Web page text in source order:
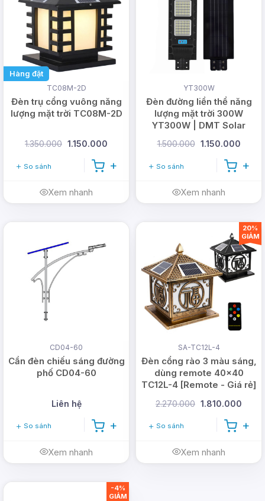
Hàng đặt
TC08M-2D
Đèn trụ cổng vuông năng
lượng mặt trời TC08M-2D
1.350.000 1.150.000
So sánh
Xem nhanh
YT300W
Đèn đường liền thể năng
lượng mặt trời 300W
YT300W | DMT Solar
1.500.000 1.150.000
So sánh
Xem nhanh
CD04-60
Cần đèn chiếu sáng đường
phố CD04-60
Liên hệ
So sánh
Xem nhanh
SA-TC12L-4
Đèn cổng rào 3 màu sáng,
dùng remote 40x40
TC12L-4 [Remote - Giá rẻ]
2.270.000 1.810.000
So sánh
Xem nhanh
20%
GIẢM
-4%
GIẢM